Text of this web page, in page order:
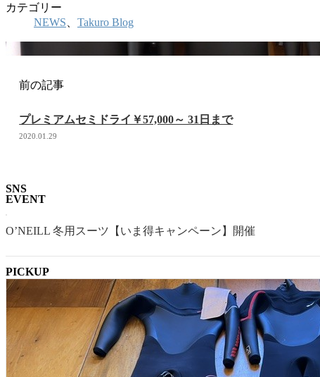
カテゴリー
NEWS
Takuro Blog
前の記事
プレミアムセミドライ￥57,000～ 31日まで
2020.01.29
SNS
EVENT
O’NEILL 冬用スーツ【いま得キャンペーン】開催
PICKUP